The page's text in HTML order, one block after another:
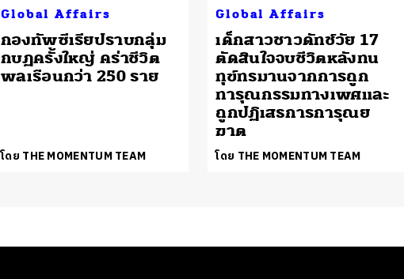
Global Affairs
กองทัพซีเรียปราบกลุ่ม
กบฏครั้งใหญ่ คร่าชีวิต
พลเรือนกว่า 250 ราย
โดย THE MOMENTUM TEAM
Global Affairs
เด็กสาวชาวดัทช์วัย 17
ตัดสินใจจบชีวิตหลังทน
ทุข์ทรมานจากการถูก
ทารุณกรรมทางเพศและ
ถูกปฏิเสธการการุณย
ฆาต
โดย THE MOMENTUM TEAM